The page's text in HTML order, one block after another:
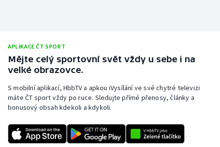
Plavání
Plážový volejbal
Ragby
Rychlobruslení
APLIKACE ČT SPORT
Mějte celý sportovní svět vždy u sebe i na
velké obrazovce.
S mobilní aplikací, HbbTV a apkou iVysílání ve své chytré televizi
máte ČT sport vždy po ruce. Sledujte přímé přenosy, články a
bonusový obsah kdekoli a kdykoli.